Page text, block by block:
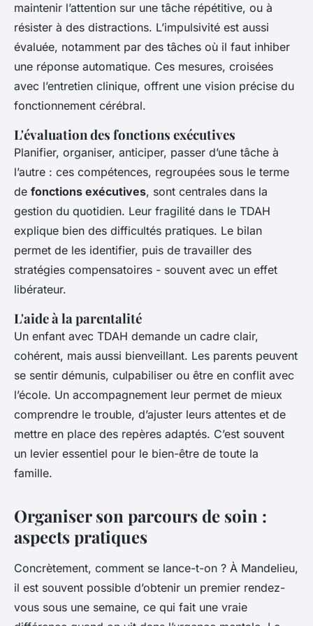
maintenir l’attention sur une tâche répétitive, ou à
résister à des distractions. L’impulsivité est aussi
évaluée, notamment par des tâches où il faut inhiber
une réponse automatique. Ces mesures, croisées
avec l’entretien clinique, offrent une vision précise du
fonctionnement cérébral.
L'évaluation des fonctions exécutives
Planifier, organiser, anticiper, passer d’une tâche à
l’autre : ces compétences, regroupées sous le terme
de fonctions exécutives, sont centrales dans la
gestion du quotidien. Leur fragilité dans le TDAH
explique bien des difficultés pratiques. Le bilan
permet de les identifier, puis de travailler des
stratégies compensatoires - souvent avec un effet
libérateur.
L'aide à la parentalité
Un enfant avec TDAH demande un cadre clair,
cohérent, mais aussi bienveillant. Les parents peuvent
se sentir démunis, culpabiliser ou être en conflit avec
l’école. Un accompagnement leur permet de mieux
comprendre le trouble, d’ajuster leurs attentes et de
mettre en place des repères adaptés. C’est souvent
un levier essentiel pour le bien-être de toute la
famille.
Organiser son parcours de soin :
aspects pratiques
Concrètement, comment se lance-t-on ? À Mandelieu,
il est souvent possible d’obtenir un premier rendez-
vous sous une semaine, ce qui fait une vraie